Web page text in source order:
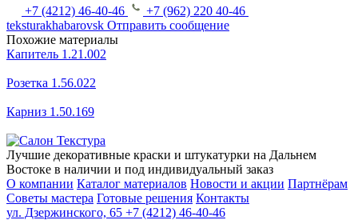
+7 (4212) 46-40-46
+7 (962) 220 40-46
teksturakhabarovsk Отправить сообщение
Похожие материалы
Капитель 1.21.002
Розетка 1.56.022
Карниз 1.50.169
Лучшие декоративные краски и штукатурки на Дальнем
Востоке в наличии и под индивидуальный заказ
О компании Каталог материалов Новости и акции Партнёрам
Советы мастера Готовые решения Контакты
ул. Дзержинского, 65 +7 (4212) 46-40-46